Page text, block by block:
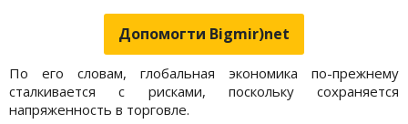
Допомогти Bigmir)net
По его словам, глобальная экономика по-прежнему
сталкивается с рисками, поскольку сохраняется
напряженность в торговле.